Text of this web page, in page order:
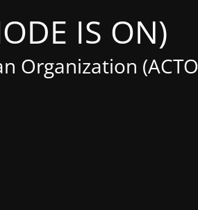
(Maintenance MODE IS ON)
Organization (ACTO